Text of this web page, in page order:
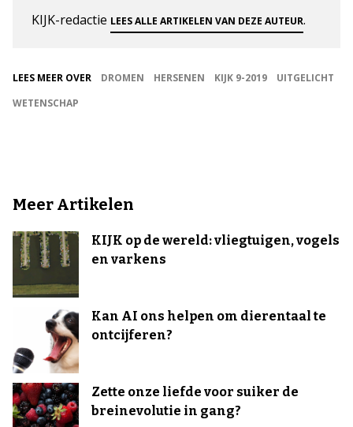
KIJK-redactie LEES ALLE ARTIKELEN VAN DEZE AUTEUR.
LEES MEER OVER DROMEN HERSENEN KIJK 9-2019
UITGELICHT
WETENSCHAP
Meer Artikelen
KIJK op de wereld: vliegtuigen, vogels
en varkens
Kan AI ons helpen om dierentaal te
ontcijferen?
Zette onze liefde voor suiker de
breinevolutie in gang?